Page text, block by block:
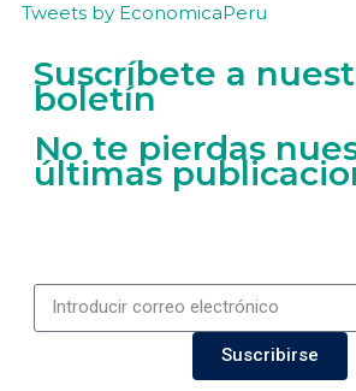
Tweets by EconomicaPeru
Suscríbete a
boletín
No te pierdas
últimas
Suscribirse